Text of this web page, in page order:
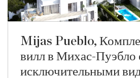
Mijas Pueblo,
вилл в Михас-Пуэбло
исключительными